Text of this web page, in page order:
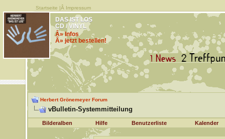
Startseite |Â Impressum
DAS IST LOS
CD / VINYL
Â» Infos
Â» jetzt bestellen!
Herbert Grönemeyer Forum
vBulletin-Systemmitteilung
Bilderalben Hilfe Benutzerliste Kalender